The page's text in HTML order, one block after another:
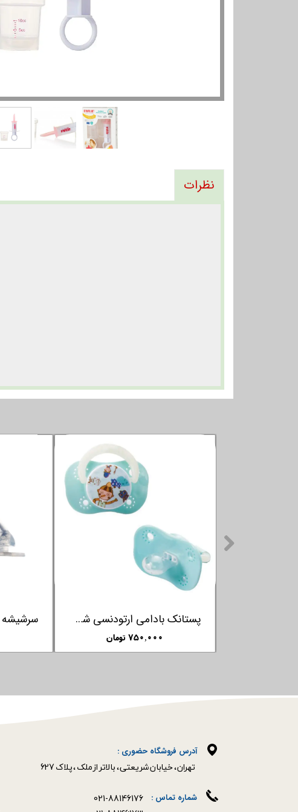
نظرات
پستانک تمام سیلیکون یک تکه فارلین FARLIN
۹۵۰,۰۰۰ تومان
زنجیر پستانک همراه با جای سر پستانک فارلین FARLIN
021-88146176
آدرس فروشگاه حضوری :
​​​​​​​تهران ، خیابان شریعتی ، بالاتر از ملک ، پلاک 627​​​​​​​
شماره تماس :